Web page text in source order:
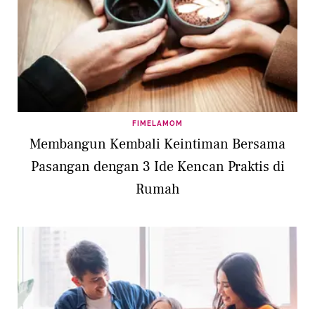
FIMELAMOM
Membangun Kembali Keintiman Bersama
Pasangan dengan 3 Ide Kencan Praktis di
Rumah